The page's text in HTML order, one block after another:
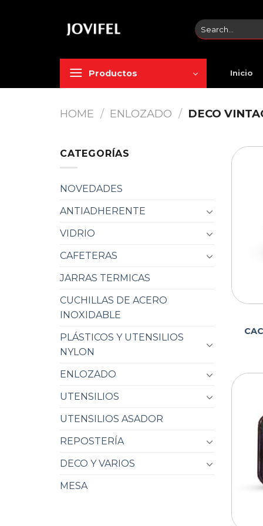
Search
for:
Productos Inicio
HOME / ENLOZADO / DECO
CATEGORÍAS
NOVEDADES
ANTIADHERENTE
VIDRIO
CAFETERAS
JARRAS TERMICAS
CUCHILLAS DE ACERO
INOXIDABLE
PLÁSTICOS Y UTENSILIOS
NYLON
ENLOZADO
UTENSILIOS
UTENSILIOS ASADOR
REPOSTERÍA
DECO Y VARIOS
MESA